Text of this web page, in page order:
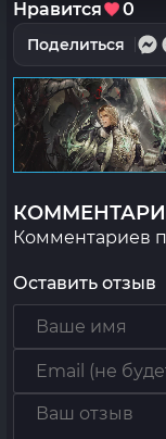
Нравится 0
Поделиться
Комментариев
Оставить отзыв